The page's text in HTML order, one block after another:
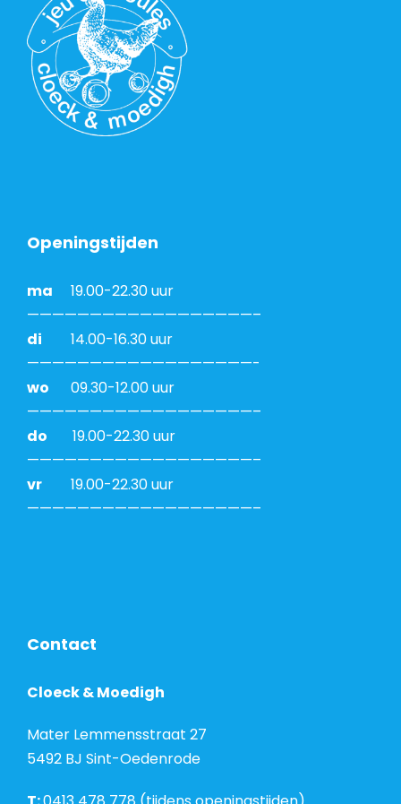
Openingstijden
ma 19.00-22.30 uur
——————————————————–
di 14.00-16.30 uur
——————————————————-
wo 09.30-12.00 uur
——————————————————–
do 19.00-22.30 uur
——————————————————–
vr 19.00-22.30 uur
——————————————————–
Contact
Cloeck & Moedigh
Mater Lemmensstraat 27
5492 BJ Sint-Oedenrode